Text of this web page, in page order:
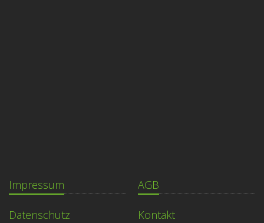
Impressum
Datenschutz
AGB
Kontakt